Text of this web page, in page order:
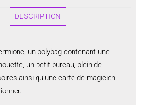
DESCRIPTION
un polybag contenant une
un petit bureau, plein de
ainsi qu’une carte de magicien